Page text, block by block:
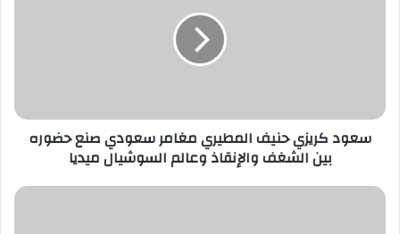
ر
سعود كريزي حنيف المطيري مغامر سعودي صنع حضوره
بين الشغف والإنقاذ وعالم السوشيال ميديا